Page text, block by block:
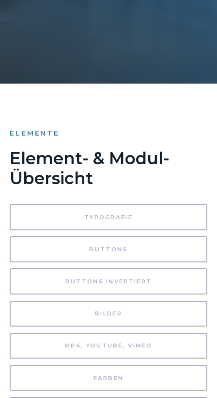
ELEMENTE
Element- & Modul-
Übersicht
TYPOGRAFIE
BUTTONS
BUTTONS INVERTIERT
BILDER
MP4, YOUTUBE, VIMEO
FARBEN